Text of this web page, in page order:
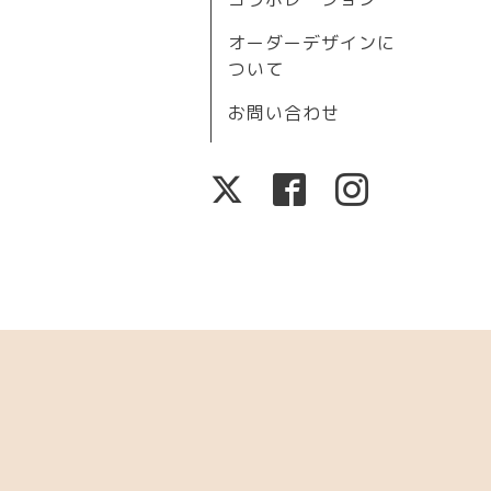
オーダーデザインに
ついて
お問い合わせ